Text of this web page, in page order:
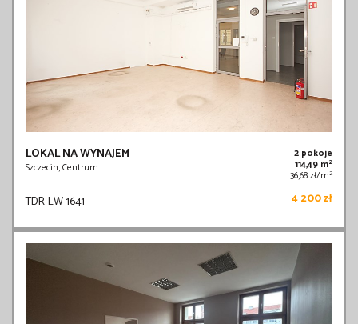
LOKAL NA WYNAJEM
Szczecin, Centrum
2 pokoje
114,49 m2
36,68 zł/m2
TDR-LW-1641 4 200 zł